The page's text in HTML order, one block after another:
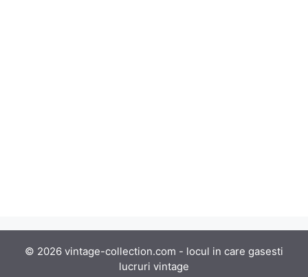
© 2026 vintage-collection.com - locul in care gasesti
lucruri vintage